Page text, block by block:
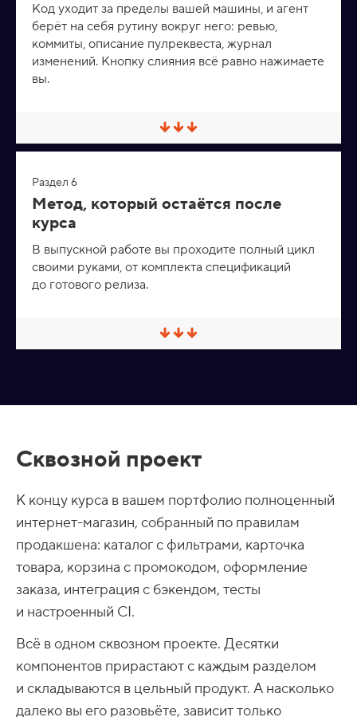
/
Р
а
з
в
т
ь
Код уходит за пределы вашей машины, и агент
берёт на себя рутину вокруг него: ревью,
коммиты, описание пулреквеста, журнал
изменений. Кнопку слияния всё равно нажимаете
вы.
С
в
т
Р
а
з
н
у
т
Раздел 6
Метод, который остаётся после
курса
В выпускной работе вы проходите полный цикл
своими руками, от комплекта спецификаций
до готового релиза.
С
в
у
Р
а
е
р
н
у
ь
Сквозной проект
К концу курса в вашем портфолио полноценный
интернет-магазин, собранный по правилам
продакшена: каталог с фильтрами, карточка
товара, корзина с промокодом, оформление
заказа, интеграция с бэкендом, тесты
и настроенный CI.
Всё в одном сквозном проекте. Десятки
компонентов прирастают с каждым разделом
и складываются в цельный продукт. А насколько
далеко вы его разовьёте, зависит только